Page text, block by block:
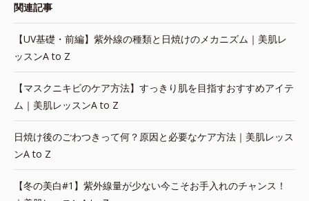
関連記事
【UV基礎・前編】紫外線の種類と日焼けのメカニズム｜美肌レ
ッスンA to Z
【マスクニキビのケア方法】すっきり肌を目指すおすすめアイテ
ム｜美肌レッスンA to Z
日焼け後のごわつきって何？原因と必要なケア方法｜美肌レッス
ンA to Z
【冬の美白#1】紫外線量が少ない今こそお手入れのチャンス！